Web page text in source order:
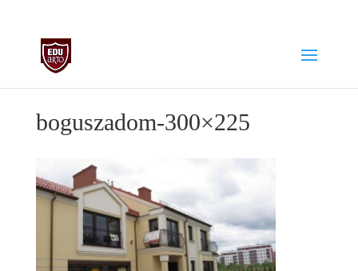
boguszadom-300×225